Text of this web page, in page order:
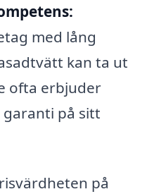
med lång
kan ta ut
ofta erbjuder
på sitt
på